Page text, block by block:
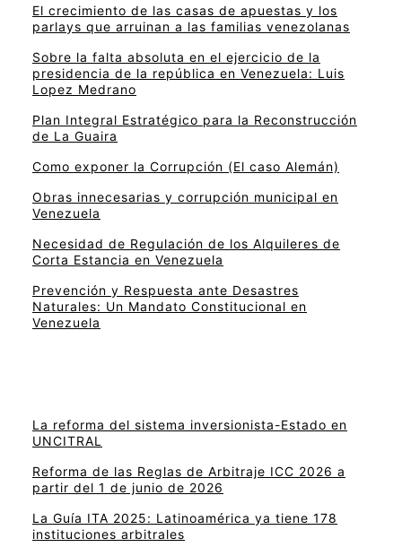
El crecimiento de las casas de apuestas y los
parlays que arruinan a las familias venezolanas
Sobre la falta absoluta en el ejercicio de la
presidencia de la república en Venezuela: Luis
Lopez Medrano
Plan Integral Estratégico para la Reconstrucción
de La Guaira
Como exponer la Corrupción (El caso Alemán)
Obras innecesarias y corrupción municipal en
Venezuela
Necesidad de Regulación de los Alquileres de
Corta Estancia en Venezuela
Prevención y Respuesta ante Desastres
Naturales: Un Mandato Constitucional en
Venezuela
La reforma del sistema inversionista-Estado en
UNCITRAL
Reforma de las Reglas de Arbitraje ICC 2026 a
partir del 1 de junio de 2026
La Guía ITA 2025: Latinoamérica ya tiene 178
instituciones arbitrales